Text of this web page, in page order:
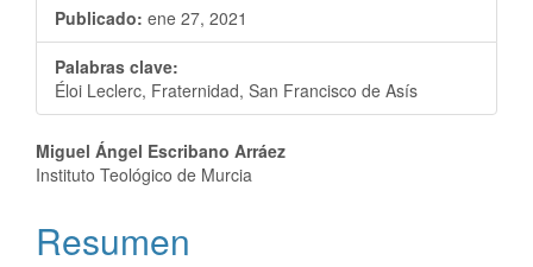
Publicado: ene 27, 2021
Palabras clave:
Éloi Leclerc, Fraternidad, San Francisco de Asís
Miguel Ángel Escribano Arráez
Instituto Teológico de Murcia
Resumen